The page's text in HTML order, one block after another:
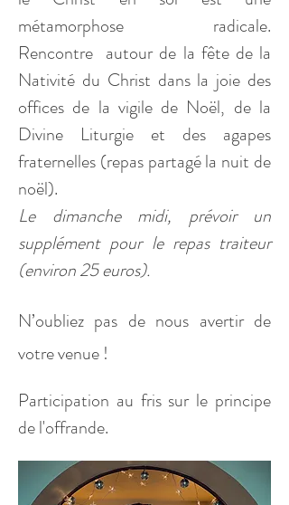
métamorphose radicale.
Rencontre  autour de la fête de la
Nativité du Christ dans la joie des
offices de la vigile de Noël, de la
Divine Liturgie et des agapes
fraternelles (repas partagé la nuit de
noël).
Le dimanche midi, prévoir un
supplément pour le repas traiteur
(environ 25 euros).
N’oubliez pas de nous avertir de
votre venue !
Participation au fris sur le principe
de l'offrande.